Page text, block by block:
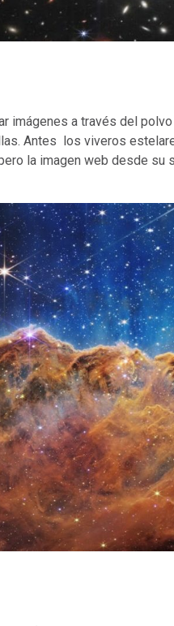
imágenes a través del
Antes los viveros
la imagen web desde